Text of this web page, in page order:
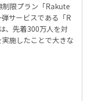
制限プラン「Rakute
サービスである「R
、先着300万人を対
施したことで大きな